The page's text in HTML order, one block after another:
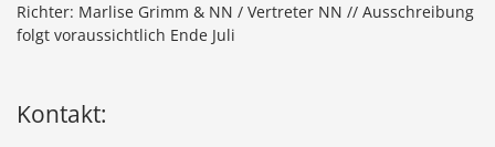
Richter: Marlise Grimm & NN / Vertreter NN // Ausschreibung
folgt voraussichtlich Ende Juli
Kontakt: